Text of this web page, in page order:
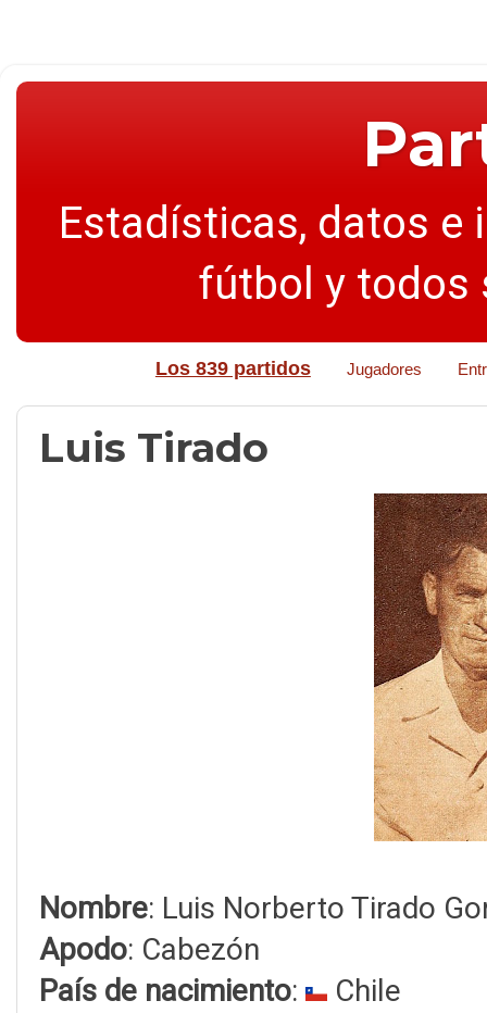
Estadísticas, datos e
fútbol y todos
Los 839 partidos Jugadores
Luis Tirado
Nombre: Luis Norberto Tirado
Apodo: Cabezón
País de nacimiento:
Chile